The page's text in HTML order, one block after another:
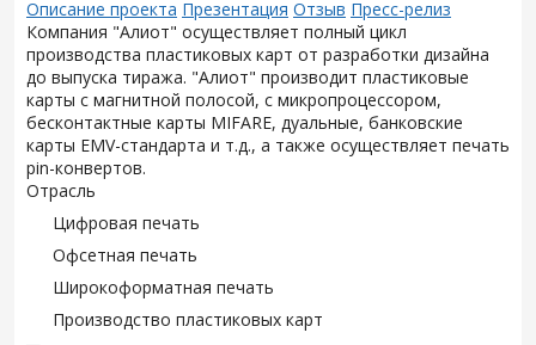
Описание проекта Презентация Отзыв Пресс-релиз
Компания "Алиот" осуществляет полный цикл
производства пластиковых карт от разработки дизайна
до выпуска тиража. "Алиот" производит пластиковые
карты с магнитной полосой, с микропроцессором,
бесконтактные карты MIFARE, дуальные, банковские
карты EMV-стандарта и т.д., а также осуществляет печать
pin-конвертов.
Отрасль
Цифровая печать
Офсетная печать
Широкоформатная печать
Производство пластиковых карт